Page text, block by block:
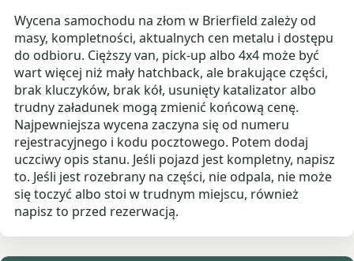
Wycena samochodu na złom w Brierfield zależy od
masy, kompletności, aktualnych cen metalu i dostępu
do odbioru. Cięższy van, pick-up albo 4x4 może być
wart więcej niż mały hatchback, ale brakujące części,
brak kluczyków, brak kół, usunięty katalizator albo
trudny załadunek mogą zmienić końcową cenę.
Najpewniejsza wycena zaczyna się od numeru
rejestracyjnego i kodu pocztowego. Potem dodaj
uczciwy opis stanu. Jeśli pojazd jest kompletny, napisz
to. Jeśli jest rozebrany na części, nie odpala, nie może
się toczyć albo stoi w trudnym miejscu, również
napisz to przed rezerwacją.